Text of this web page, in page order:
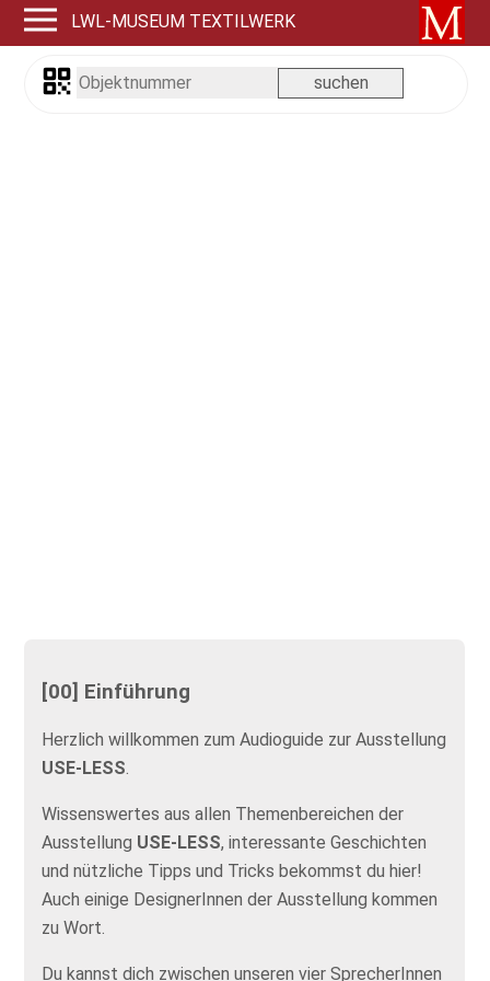
LWL-MUSEUM TEXTILWERK
[00] Einführung
Herzlich willkommen zum Audioguide zur Ausstellung
USE-LESS.
Wissenswertes aus allen Themenbereichen der
Ausstellung USE-LESS, interessante Geschichten
und nützliche Tipps und Tricks bekommst du hier!
Auch einige DesignerInnen der Ausstellung kommen
zu Wort.
Du kannst dich zwischen unseren vier SprecherInnen